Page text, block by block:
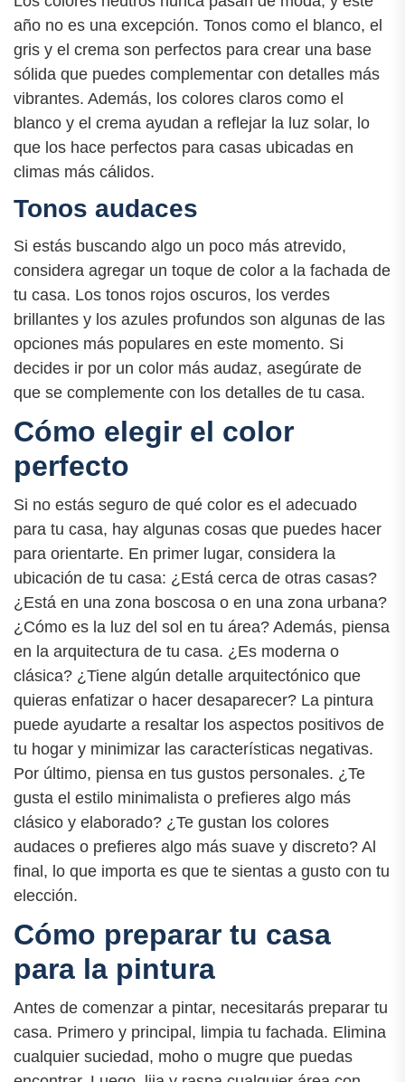
año no es una excepción. Tonos como el blanco, el
gris y el crema son perfectos para crear una base
sólida que puedes complementar con detalles más
vibrantes. Además, los colores claros como el
blanco y el crema ayudan a reflejar la luz solar, lo
que los hace perfectos para casas ubicadas en
climas más cálidos.
Tonos audaces
Si estás buscando algo un poco más atrevido,
considera agregar un toque de color a la fachada de
tu casa. Los tonos rojos oscuros, los verdes
brillantes y los azules profundos son algunas de las
opciones más populares en este momento. Si
decides ir por un color más audaz, asegúrate de
que se complemente con los detalles de tu casa.
Cómo elegir el color
perfecto
Si no estás seguro de qué color es el adecuado
para tu casa, hay algunas cosas que puedes hacer
para orientarte. En primer lugar, considera la
ubicación de tu casa: ¿Está cerca de otras casas?
¿Está en una zona boscosa o en una zona urbana?
¿Cómo es la luz del sol en tu área? Además, piensa
en la arquitectura de tu casa. ¿Es moderna o
clásica? ¿Tiene algún detalle arquitectónico que
quieras enfatizar o hacer desaparecer? La pintura
puede ayudarte a resaltar los aspectos positivos de
tu hogar y minimizar las características negativas.
Por último, piensa en tus gustos personales. ¿Te
gusta el estilo minimalista o prefieres algo más
clásico y elaborado? ¿Te gustan los colores
audaces o prefieres algo más suave y discreto? Al
final, lo que importa es que te sientas a gusto con tu
elección.
Cómo preparar tu casa
para la pintura
Antes de comenzar a pintar, necesitarás preparar tu
casa. Primero y principal, limpia tu fachada. Elimina
cualquier suciedad, moho o mugre que puedas